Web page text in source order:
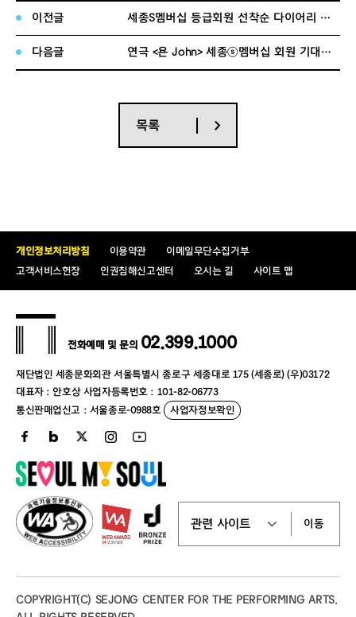
이전글 세종S멤버십 등급회원 선착순 다이어리 이벤트 당첨자 발표
다음글 연극 <욘 John> 세종ⓢ멤버십 회원 기대평 이벤트 당첨자 발표
목록
개인정보처리방침 이용약관
이메일무단수집거부
고객서비스헌장
인권침해신고센터 오시는 길 사이트 맵
재단법인 세종문화회관 서울특별시 종로구 세종대로 175 (세종로) (우)03172
대표자 : 안호상 사업자등록번호 : 101-82-06773
통신판매업신고 : 서울종로-0988호 사업자정보확인
전화예매 및 문의 02.399.1000
이동
COPYRIGHT(C) SEJONG CENTER FOR THE PERFORMING ARTS.